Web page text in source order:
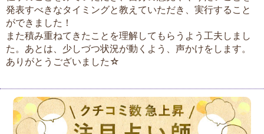
発表すべきなタイミングと教えていただき、実行すること
ができました！
また積み重ねてきたことを理解してもらうよう工夫しまし
た。あとは、少しづつ状況が動くよう、声かけをします。
ありがとうございました☆